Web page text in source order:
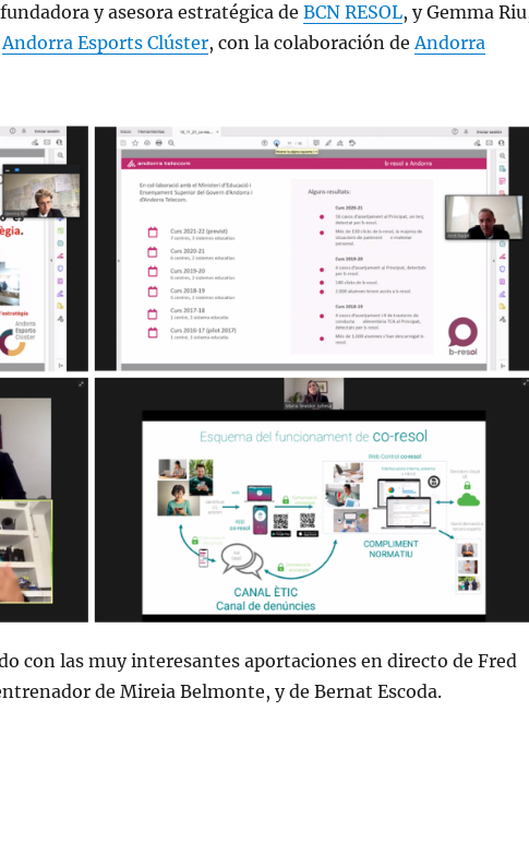
y asesora estratégica de BCN RESOL, y Gemma
Andorra Esports Clúster, con la colaboración deAndorra
con las muy interesantes aportaciones en directo de Fred
de Mireia Belmonte, y de Bernat Escoda.